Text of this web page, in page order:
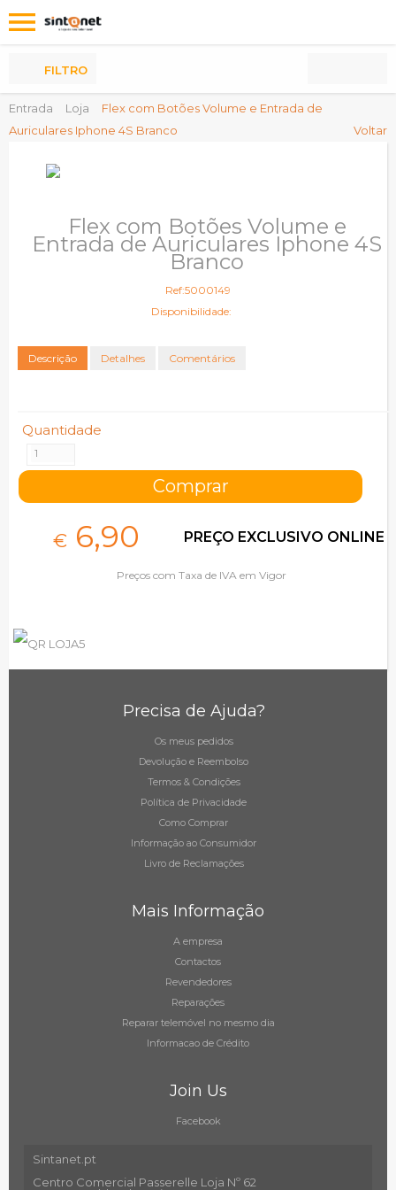
Entrada Loja
Flex com Botões Volume e Entrada de
Auriculares Iphone 4S Branco
Voltar
FILTRO
Flex com Botões Volume e
Entrada de Auriculares Iphone 4S
Branco
Ref:5000149
Disponibilidade:
Descrição Detalhes Comentários
Quantidade
€ 6,90 PREÇO EXCLUSIVO ONLINE
Preços com Taxa de IVA em Vigor
Precisa de Ajuda?
Os meus pedidos
Devolução e Reembolso
Termos & Condições
Política de Privacidade
Como Comprar
Informação ao Consumidor
Livro de Reclamações
Mais Informação
A empresa
Contactos
Revendedores
Reparações
Reparar telemóvel no mesmo dia
Informacao de Crédito
Join Us
Facebook
Sintanet.pt
Centro Comercial Passerelle Loja Nº 62